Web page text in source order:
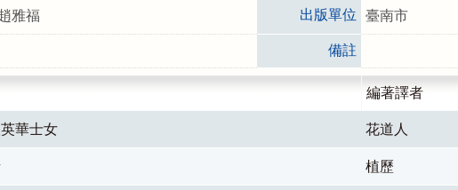
雅福 出版單位 臺南市
備註
編著譯者
華士女 花道人
植歷